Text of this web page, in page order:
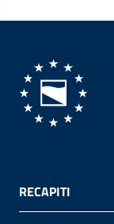
Notizie
eventi
Partecipazione
Approfondimenti
RECAPITI